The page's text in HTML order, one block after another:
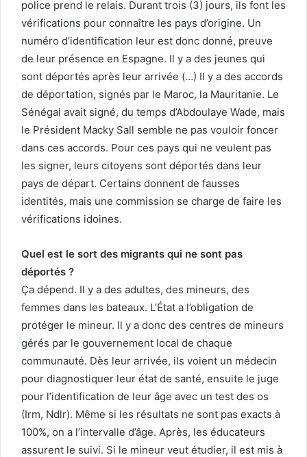
police prend le relais. Durant trois (3) jours, ils font les
vérifications pour connaître les pays d’origine. Un
numéro d’identification leur est donc donné, preuve
de leur présence en Espagne. Il y a des jeunes qui
sont déportés après leur arrivée (…) Il y a des accords
de déportation, signés par le Maroc, la Mauritanie. Le
Sénégal avait signé, du temps d’Abdoulaye Wade, mais
le Président Macky Sall semble ne pas vouloir foncer
dans ces accords. Pour ces pays qui ne veulent pas
les signer, leurs citoyens sont déportés dans leur
pays de départ. Certains donnent de fausses
identités, mais une commission se charge de faire les
vérifications idoines.
Quel est le sort des migrants qui ne sont pas
déportés ?
Ça dépend. Il y a des adultes, des mineurs, des
femmes dans les bateaux. L’État a l’obligation de
protéger le mineur. Il y a donc des centres de mineurs
gérés par le gouvernement local de chaque
communauté. Dès leur arrivée, ils voient un médecin
pour diagnostiquer leur état de santé, ensuite le juge
pour l’identification de leur âge avec un test des os
(Irm, Ndlr). Même si les résultats ne sont pas exacts à
100%, on a l’intervalle d’âge. Après, les éducateurs
assurent le suivi. Si le mineur veut étudier, il est mis à